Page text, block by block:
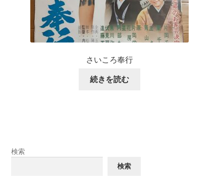
さいころ奉行
続きを読む
検索
検索